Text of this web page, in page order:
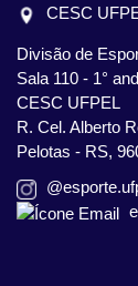
CESC
Divisão de
Sala 110 - 1°
CESC UFPEL
R. Cel. Alberto
Pelotas - RS,